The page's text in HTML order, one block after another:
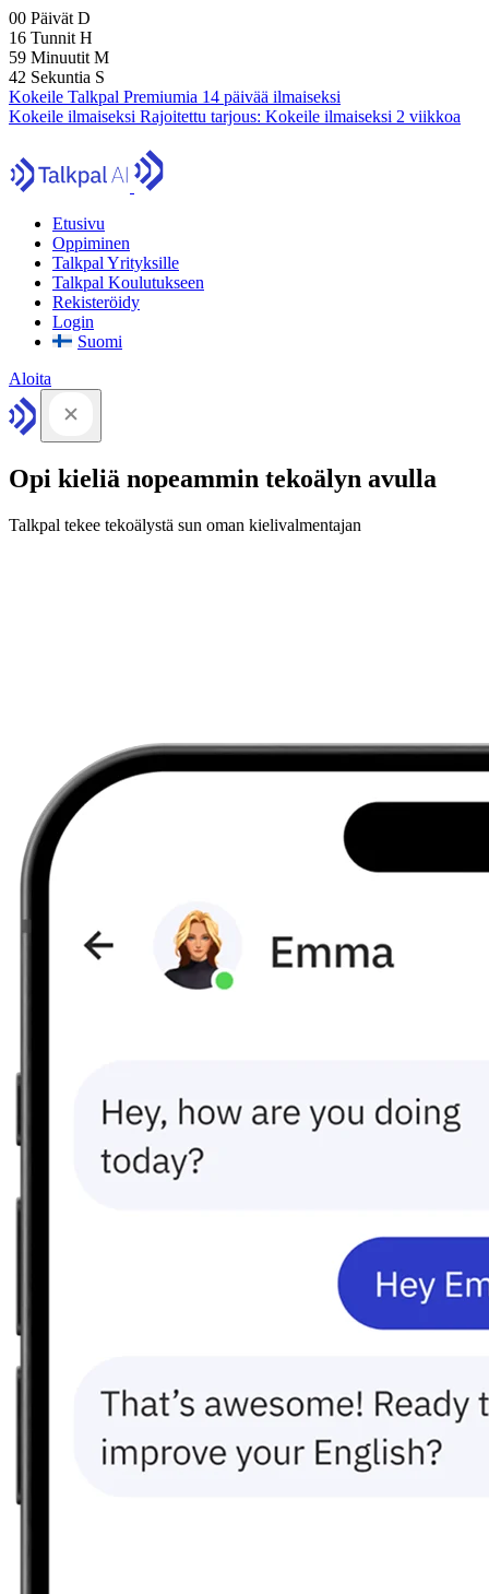
00 Päivät D
16 Tunnit H
59 Minuutit M
41 Sekuntia S
Kokeile Talkpal Premiumia 14 päivää ilmaiseksi
Kokeile ilmaiseksi Rajoitettu tarjous: Kokeile ilmaiseksi 2 viikkoa
Etusivu
Oppiminen
Talkpal Yrityksille
Talkpal Koulutukseen
Rekisteröidy
Login
Suomi
Aloita
Opi kieliä nopeammin tekoälyn avulla
Talkpal tekee tekoälystä sun oman kielivalmentajan